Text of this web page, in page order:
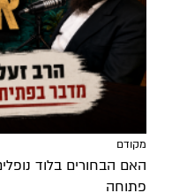
מקודם
האם הבחורים בלוד
פתוחה